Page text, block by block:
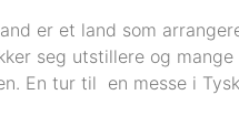
er et land som
seg utstillere og
En tur til en messe i